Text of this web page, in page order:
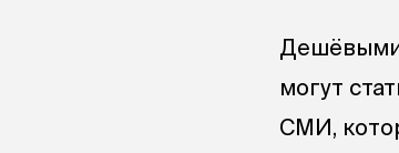
Дешёвыми
могут
СМИ,